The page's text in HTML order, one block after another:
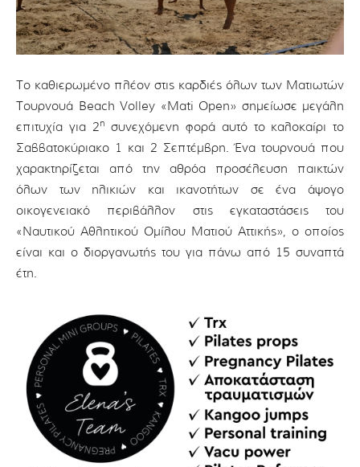
Το καθιερωμένο πλέον στις καρδιές όλων των Ματιωτών
Τουρνουά Beach Volley «Mati Open» σημείωσε μεγάλη
επιτυχία για 2η
συνεχόμενη φορά αυτό το καλοκαίρι το
Σαββατοκύριακο 1 και 2 Σεπτέμβρη. Ένα τουρνουά που
χαρακτηρίζεται από την αθρόα προσέλευση παικτών
όλων των ηλικιών και ικανοτήτων σε ένα άψογο
οικογενειακό περιβάλλον στις εγκαταστάσεις του
«Ναυτικού Αθλητικού Ομίλου Ματιού Αττικής», ο οποίος
είναι και ο διοργανωτής του για πάνω από 15 συναπτά
έτη.